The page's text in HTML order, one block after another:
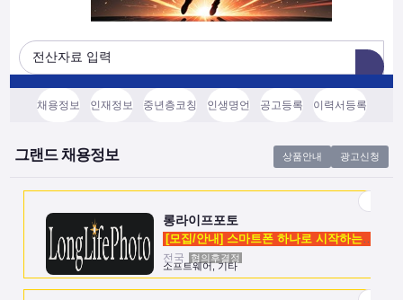
채용정보 인재정보 중년층코칭 인생명언 공고등록 이력서등록
그랜드 채용정보 상품안내 광고신청
롱라이프포토
[모집/안내] 스마트폰 하나로 시작하는 …
롱라이프포토
[모집/안내] 스마트폰 하나로 시작하는 …
소프트웨어, 기타
전국 협의후결정